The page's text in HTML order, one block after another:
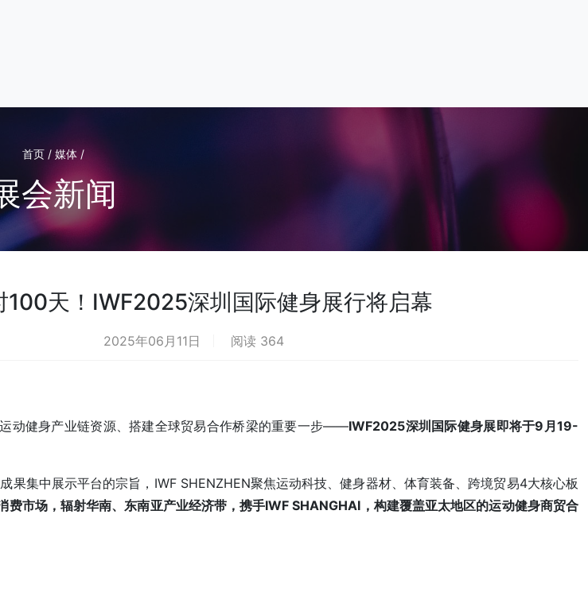
首页 / 媒体 /
会新闻
100天！IWF2025深圳国际健身展行将启幕
2025年06月11日 阅读 364
动健身产业链资源、搭建全球贸易合作桥梁的重要一步——IWF2025深圳国际健身展即将于9月19-
果集中展示平台的宗旨，IWF SHENZHEN聚焦运动科技、健身器材、体育装备、跨境贸易4大核心板
费市场，辐射华南、东南亚产业经济带，携手IWF SHANGHAI，构建覆盖亚太地区的运动健身商贸合